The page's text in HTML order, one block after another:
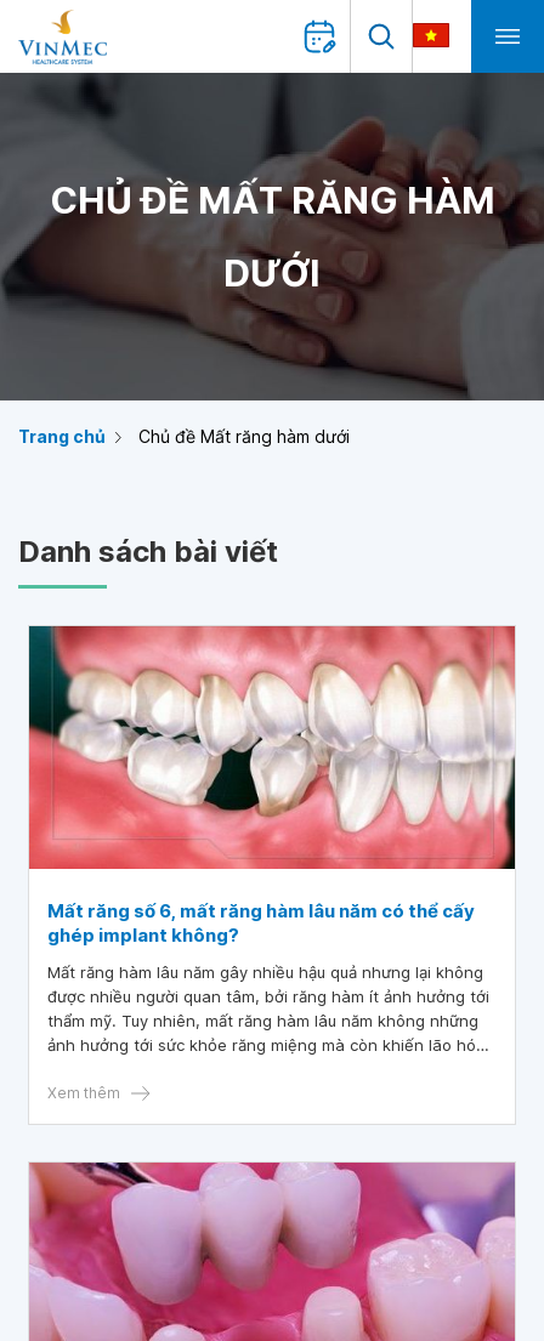
CHỦ ĐỀ MẤT RĂNG HÀM
DƯỚI
Trang chủ Chủ đề Mất răng hàm dưới
Danh sách bài viết
Mất răng số 6, mất răng hàm lâu năm có thể cấy
ghép implant không?
Mất răng hàm lâu năm gây nhiều hậu quả nhưng lại không
được nhiều người quan tâm, bởi răng hàm ít ảnh hưởng tới
thẩm mỹ. Tuy nhiên, mất răng hàm lâu năm không những
ảnh hưởng tới sức khỏe răng miệng mà còn khiến lão hóa
Xem thêm